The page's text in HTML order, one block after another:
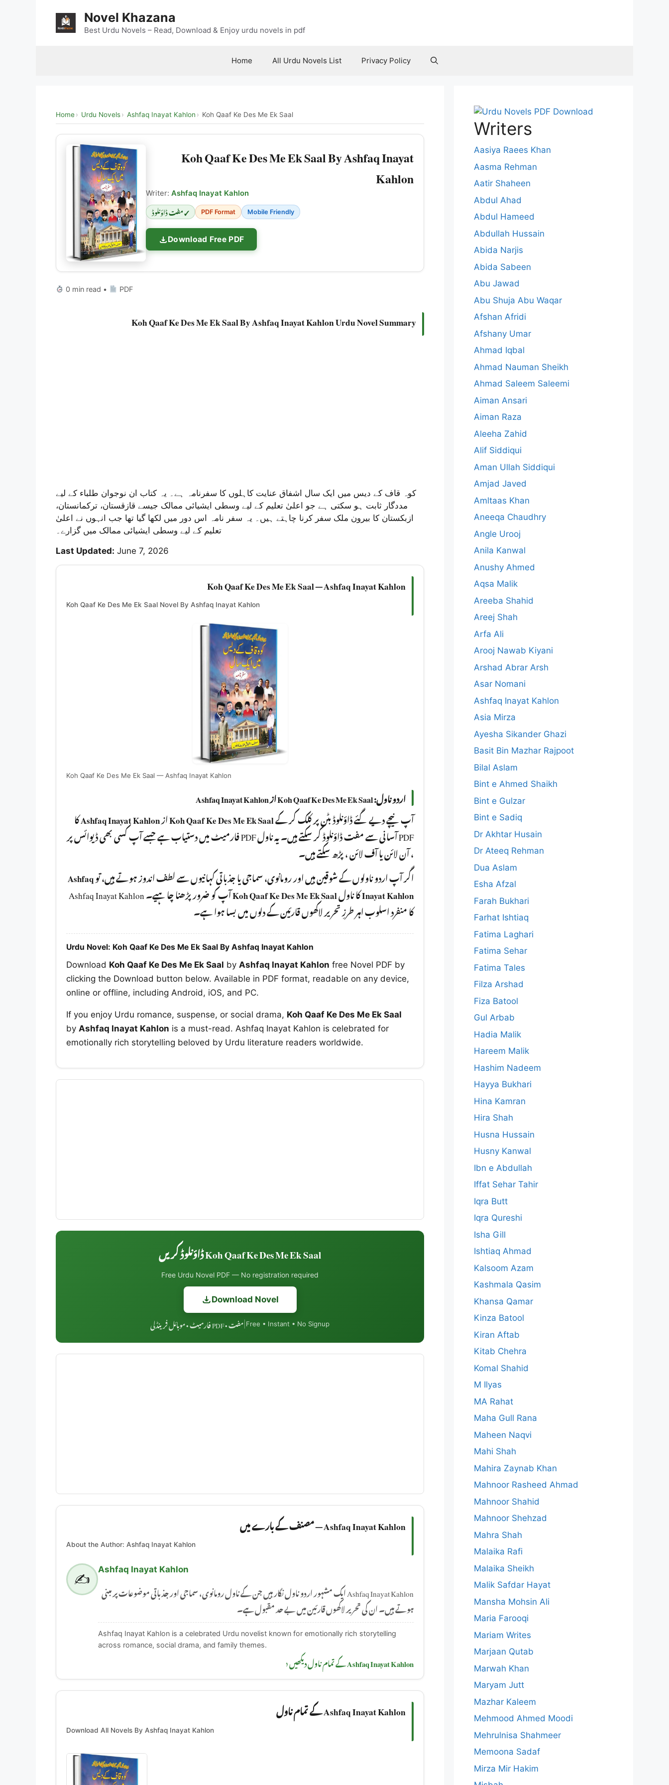
Novel Khazana
Best Urdu Novels – Read, Download & Enjoy urdu novels in pdf
Home All Urdu Novels List Privacy Policy
Home Urdu Novels Ashfaq Inayat Kahlon Koh Qaaf Ke Des Me Ek Saal
Koh Qaaf Ke Des Me Ek Saal By Ashfaq Inayat
Kahlon
Writer: Ashfaq Inayat Kahlon
✓ مفت ڈاؤنلوڈ PDF Format Mobile Friendly
Download Free PDF
0 min read • PDF
Koh Qaaf Ke Des Me Ek Saal By Ashfaq Inayat Kahlon Urdu Novel Summary
کوہ قاف کے دیس میں ایک سال اشفاق عنایت کاہلوں کا سفرنامہ ہے۔ یہ کتاب ان نوجوان طلباء کے لیے
مددگار ثابت ہو سکتی ہے جو اعلیٰ تعلیم کے لیے وسطی ایشیائی ممالک جیسے قازقستان، ترکمانستان،
ازبکستان کا بیرون ملک سفر کرنا چاہتے ہیں۔ یہ سفر نامہ اس دور میں لکھا گیا تھا جب انہوں نے اعلیٰ
تعلیم کے لیے وسطی ایشیائی ممالک میں گزارے۔
Last Updated: June 7, 2026
Koh Qaaf Ke Des Me Ek Saal — Ashfaq Inayat Kahlon
Koh Qaaf Ke Des Me Ek Saal Novel By Ashfaq Inayat Kahlon
Koh Qaaf Ke Des Me Ek Saal — Ashfaq Inayat Kahlon
اردو ناول: Koh Qaaf Ke Des Me Ek Saal از Ashfaq Inayat Kahlon
آپ نیچے دیے گئے ڈاؤنلوڈ بٹن پر کلک کر کےKoh Qaaf Ke Des Me Ek SaalازAshfaq Inayat Kahlonکا
PDF آسانی سے مفت ڈاؤنلوڈ کر سکتے ہیں۔ یہ ناول PDF فارمیٹ میں دستیاب ہے جسے آپ کسی بھی ڈیوائس پر
، آن لائن یا آف لائن ، پڑھ سکتے ہیں۔
اگر آپ اردو ناولوں کے شوقین ہیں اور رومانوی، سماجی یا جذباتی کہانیوں سے لطف اندوز ہوتے ہیں، توAshfaq
Inayat Kahlonکا ناولKoh Qaaf Ke Des Me Ek Saal
آپ کو ضرور پڑھنا چا ہیے۔ Ashfaq Inayat Kahlon
کا منفرد اسلوب اہر طرزِ تحریر لاکھوں قارئین کے دلوں میں بسا ہوا ہے۔
Urdu Novel: Koh Qaaf Ke Des Me Ek Saal By Ashfaq Inayat Kahlon
Download Koh Qaaf Ke Des Me Ek Saal by Ashfaq Inayat Kahlon free Novel PDF by
clicking the Download button below. Available in PDF format, readable on any device,
online or offline, including Android, iOS, and PC.
If you enjoy Urdu romance, suspense, or social drama, Koh Qaaf Ke Des Me Ek Saal
by Ashfaq Inayat Kahlon is a must-read. Ashfaq Inayat Kahlon is celebrated for
emotionally rich storytelling beloved by Urdu literature readers worldwide.
Koh Qaaf Ke Des Me Ek Saal ڈاؤنلوڈ کریں
Free Urdu Novel PDF — No registration required
Download Novel
مفت • PDF فارمیٹ • موبائل فرینڈلی Free • Instant • No Signup
Ashfaq Inayat Kahlon — مصنف کے بارے میں
About the Author: Ashfaq Inayat Kahlon
✍️
Ashfaq Inayat Kahlon
Ashfaq Inayat Kahlon ایک مشہور اردو ناول نگار ہیں جن کے ناول رومانوی، سماجی اور جذباتی موضوعات پر مبنی
ہوتے ہیں۔ ان کی تحریر لاکھوں قارئین میں بے حد مقبول ہے۔
Ashfaq Inayat Kahlon is a celebrated Urdu novelist known for emotionally rich storytelling
across romance, social drama, and family themes.
Ashfaq Inayat Kahlon کے تمام ناول دیکھیں ‹
Ashfaq Inayat Kahlon کے تمام ناول
Download All Novels By Ashfaq Inayat Kahlon
Writers
Aasiya Raees Khan
Aasma Rehman
Aatir Shaheen
Abdul Ahad
Abdul Hameed
Abdullah Hussain
Abida Narjis
Abida Sabeen
Abu Jawad
Abu Shuja Abu Waqar
Afshan Afridi
Afshany Umar
Ahmad Iqbal
Ahmad Nauman Sheikh
Ahmad Saleem Saleemi
Aiman Ansari
Aiman Raza
Aleeha Zahid
Alif Siddiqui
Aman Ullah Siddiqui
Amjad Javed
Amltaas Khan
Aneeqa Chaudhry
Angle Urooj
Anila Kanwal
Anushy Ahmed
Aqsa Malik
Areeba Shahid
Areej Shah
Arfa Ali
Arooj Nawab Kiyani
Arshad Abrar Arsh
Asar Nomani
Ashfaq Inayat Kahlon
Asia Mirza
Ayesha Sikander Ghazi
Basit Bin Mazhar Rajpoot
Bilal Aslam
Bint e Ahmed Shaikh
Bint e Gulzar
Bint e Sadiq
Dr Akhtar Husain
Dr Ateeq Rehman
Dua Aslam
Esha Afzal
Farah Bukhari
Farhat Ishtiaq
Fatima Laghari
Fatima Sehar
Fatima Tales
Filza Arshad
Fiza Batool
Gul Arbab
Hadia Malik
Hareem Malik
Hashim Nadeem
Hayya Bukhari
Hina Kamran
Hira Shah
Husna Hussain
Husny Kanwal
Ibn e Abdullah
Iffat Sehar Tahir
Iqra Butt
Iqra Qureshi
Isha Gill
Ishtiaq Ahmad
Kalsoom Azam
Kashmala Qasim
Khansa Qamar
Kinza Batool
Kiran Aftab
Kitab Chehra
Komal Shahid
M Ilyas
MA Rahat
Maha Gull Rana
Maheen Naqvi
Mahi Shah
Mahira Zaynab Khan
Mahnoor Rasheed Ahmad
Mahnoor Shahid
Mahnoor Shehzad
Mahra Shah
Malaika Rafi
Malaika Sheikh
Malik Safdar Hayat
Mansha Mohsin Ali
Maria Farooqi
Mariam Writes
Marjaan Qutab
Marwah Khan
Maryam Jutt
Mazhar Kaleem
Mehmood Ahmed Moodi
Mehrulnisa Shahmeer
Memoona Sadaf
Mirza Mir Hakim